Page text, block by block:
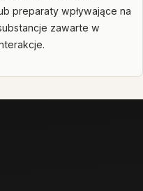
preparaty wpływające na
zawarte w